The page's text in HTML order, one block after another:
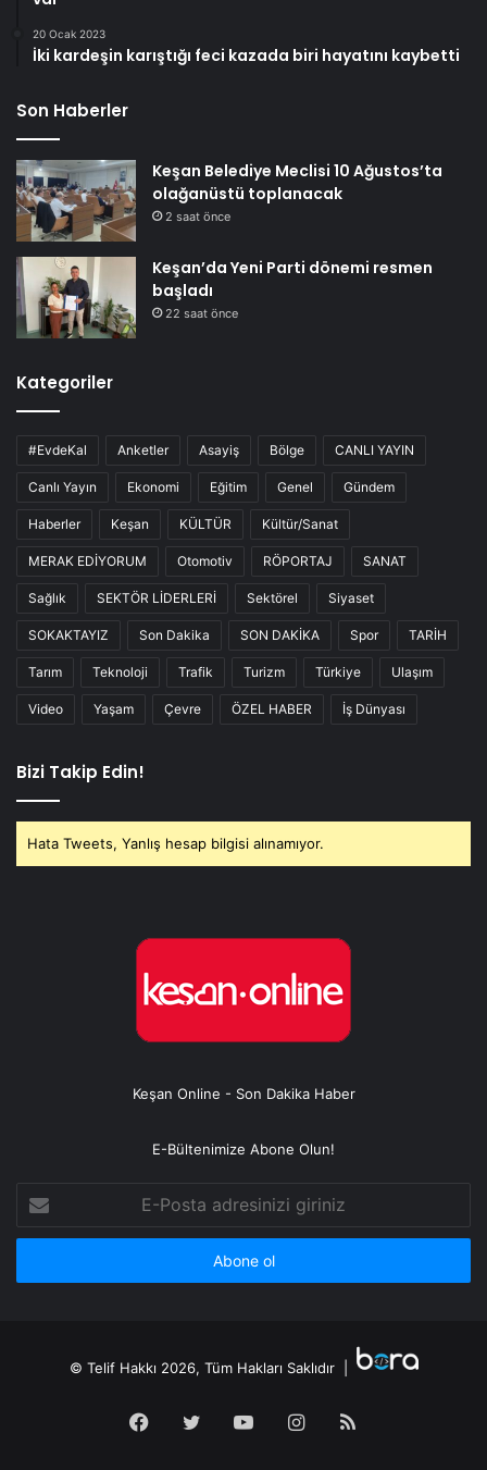
20 Ocak 2023
İki kardeşin karıştığı feci kazada biri hayatını kaybetti
Son Haberler
Keşan Belediye Meclisi 10 Ağustos’ta
olağanüstü toplanacak
2 saat önce
Keşan’da Yeni Parti dönemi resmen
başladı
22 saat önce
Kategoriler
#EvdeKal Anketler Asayiş Bölge CANLI YAYIN
Canlı Yayın Ekonomi Eğitim Genel Gündem
Haberler Keşan KÜLTÜR Kültür/Sanat
MERAK EDİYORUM Otomotiv RÖPORTAJ SANAT
Sağlık SEKTÖR LİDERLERİ Sektörel Siyaset
SOKAKTAYIZ Son Dakika SON DAKİKA Spor TARİH
Tarım Teknoloji Trafik Turizm Türkiye Ulaşım
Video Yaşam Çevre ÖZEL HABER İş Dünyası
Bizi Takip Edin!
Hata Tweets, Yanlış hesap bilgisi alınamıyor.
Keşan Online - Son Dakika Haber
E-Bültenimize Abone Olun!
Posta
adresinizi
© Telif Hakkı 2026, Tüm Hakları Saklıdır |
Facebook
TwitterYouTubeInstagram
RSS